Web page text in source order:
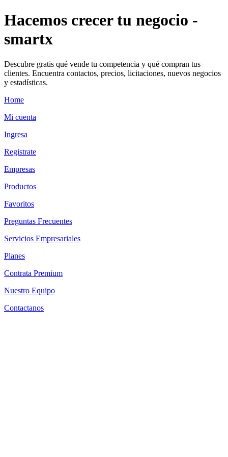
Hacemos crecer tu negocio -
smartx
Descubre gratis qué vende tu competencia y qué compran tus
clientes. Encuentra contactos, precios, licitaciones, nuevos negocios
y estadísticas.
Home
Mi cuenta
Ingresa
Registrate
Empresas
Productos
Favoritos
Preguntas Frecuentes
Servicios Empresariales
Planes
Contrata Premium
Nuestro Equipo
Contactanos